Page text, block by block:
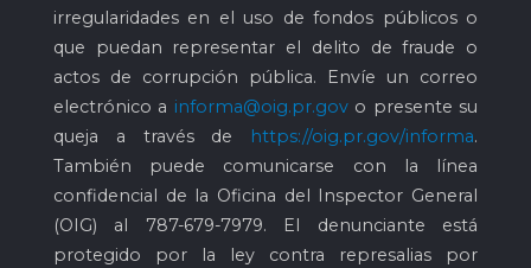
irregularidades en el uso de fondos públicos o
que puedan representar el delito de fraude o
actos de corrupción pública. Envíe un correo
electrónico a informa@oig.pr.govo presente su
queja a través de
https://oig.pr.gov/informa.
También puede comunicarse con la línea
confidencial de la Oficina del Inspector General
(OIG) al 787-679-7979. El denunciante está
protegido por la ley contra represalias por